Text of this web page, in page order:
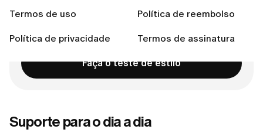
Termos de uso Política de reembolso
Política de privacidade Termos de assinatura
Suporte para o dia a dia
Pronta para encontrar o estilo perfeito?
Faça o teste de estilo